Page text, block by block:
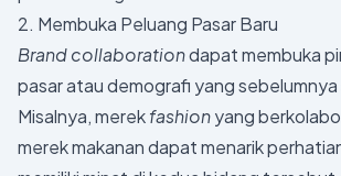
2. Membuka Peluang Pasar Baru
Brand collaborationdapat membuka
pasar atau demografi yang sebelumnya
Misalnya, merekfashionyang
merek makanan dapat menarik